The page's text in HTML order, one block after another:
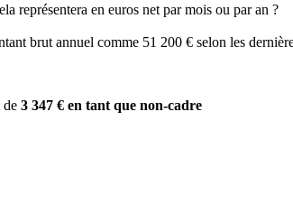
représentera en euros net par mois ou par an ?
brut annuel comme 51 200 € selon les
de 3 347 € en tant que non-cadre